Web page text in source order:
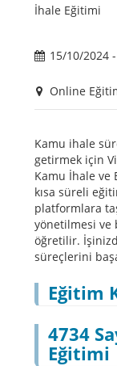
15/10/2024
Online
Kamu ihale
getirmek için
Kamu İhale ve
kısa süreli
platformlara
yönetilmesi ve
öğretilir.
süreçlerini
Eğitim
4734
Eğitimi